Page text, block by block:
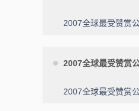
2007全球最受赞赏
2007全球最受赞赏
2007全球最受赞赏